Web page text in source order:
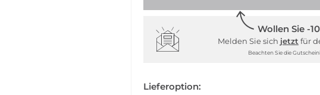
Wollen Sie -
Melden Sie sich jetzt für
Beachten Sie die
Lieferoption: